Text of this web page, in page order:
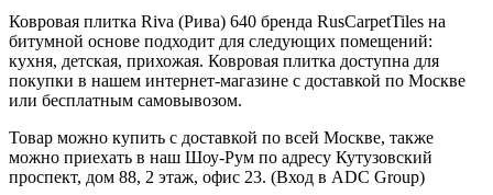
Ковровая плитка Riva (Рива) 640 бренда RusCarpetTiles на
битумной основе подходит для следующих помещений:
кухня, детская, прихожая. Ковровая плитка доступна для
покупки в нашем интернет-магазине с доставкой по Москве
или бесплатным самовывозом.
Товар можно купить с доставкой по всей Москве, также
можно приехать в наш Шоу-Рум по адресу Кутузовский
проспект, дом 88, 2 этаж, офис 23. (Вход в ADC Group)